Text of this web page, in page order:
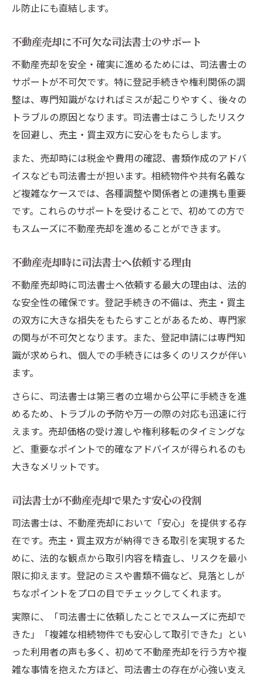
ル防止にも直結します。
不動産売却に不可欠な司法書士のサポート
不動産売却を安全・確実に進めるためには、司法書士の
サポートが不可欠です。特に登記手続きや権利関係の調
整は、専門知識がなければミスが起こりやすく、後々の
トラブルの原因となります。司法書士はこうしたリスク
を回避し、売主・買主双方に安心をもたらします。
また、売却時には税金や費用の確認、書類作成のアドバ
イスなども司法書士が担います。相続物件や共有名義な
ど複雑なケースでは、各種調整や関係者との連携も重要
です。これらのサポートを受けることで、初めての方で
もスムーズに不動産売却を進めることができます。
不動産売却時に司法書士へ依頼する理由
不動産売却時に司法書士へ依頼する最大の理由は、法的
な安全性の確保です。登記手続きの不備は、売主・買主
の双方に大きな損失をもたらすことがあるため、専門家
の関与が不可欠となります。また、登記申請には専門知
識が求められ、個人での手続きには多くのリスクが伴い
ます。
さらに、司法書士は第三者の立場から公平に手続きを進
めるため、トラブルの予防や万一の際の対応も迅速に行
えます。売却価格の受け渡しや権利移転のタイミングな
ど、重要なポイントで的確なアドバイスが得られるのも
大きなメリットです。
司法書士が不動産売却で果たす安心の役割
司法書士は、不動産売却において「安心」を提供する存
在です。売主・買主双方が納得できる取引を実現するた
めに、法的な観点から取引内容を精査し、リスクを最小
限に抑えます。登記のミスや書類不備など、見落としが
ちなポイントをプロの目でチェックしてくれます。
実際に、「司法書士に依頼したことでスムーズに売却で
きた」「複雑な相続物件でも安心して取引できた」とい
った利用者の声も多く、初めて不動産売却を行う方や複
雑な事情を抱えた方ほど、司法書士の存在が心強い支え